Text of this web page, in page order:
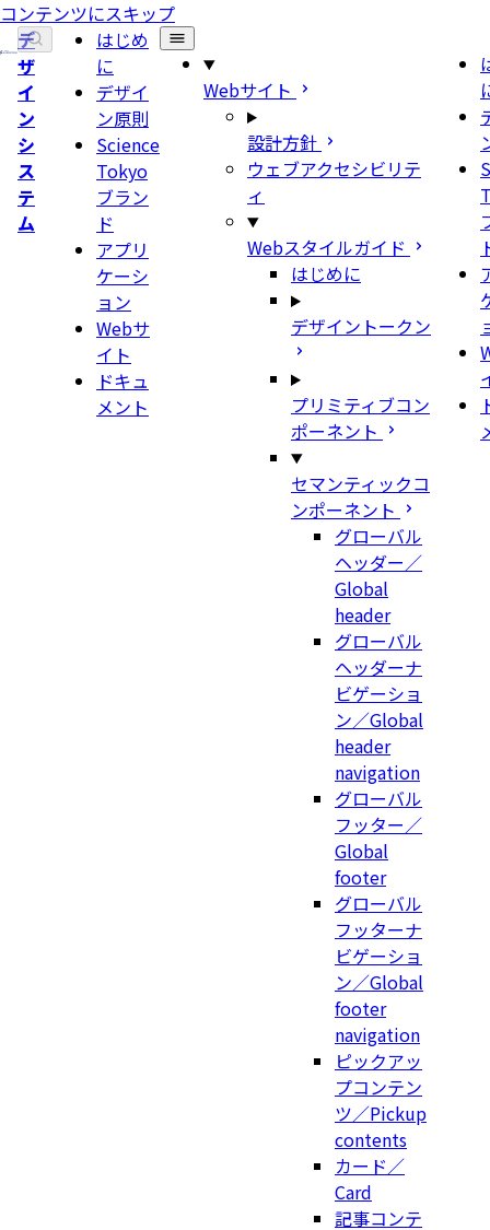
コンテンツにスキップ
デ
ザ
イ
ン
シ
ス
テ
ム
はじめ
に
デザイ
ン原則
Science
Tokyo
ブラン
ド
アプリ
ケーシ
ョン
Webサ
イト
ドキュ
メント
Webサイト
設計方針
ウェブアクセシビリテ
ィ
Webスタイルガイド
はじめに
デザイントークン
プリミティブコン
ポーネント
セマンティックコ
ンポーネント
グローバル
ヘッダー／
Global
header
グローバル
ヘッダーナ
ビゲーショ
ン／Global
header
navigation
グローバル
フッター／
Global
footer
グローバル
フッターナ
ビゲーショ
ン／Global
footer
navigation
ピックアッ
プコンテン
ツ／Pickup
contents
カード／
Card
記事コンテ